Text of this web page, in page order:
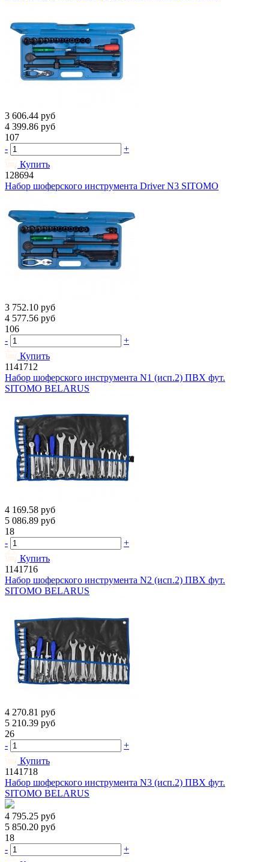
3 606.44 руб
4 399.86 руб
107
-
+
Купить
128694
Набор шоферского инструмента Driver N3 SITOMO
3 752.10 руб
4 577.56 руб
106
-
+
Купить
1141712
Набор шоферского инструмента N1 (исп.2) ПВХ фут.
SITOMO BELARUS
4 169.58 руб
5 086.89 руб
18
-
+
Купить
1141716
Набор шоферского инструмента N2 (исп.2) ПВХ фут.
SITOMO BELARUS
4 270.81 руб
5 210.39 руб
26
-
+
Купить
1141718
Набор шоферского инструмента N3 (исп.2) ПВХ фут.
SITOMO BELARUS
4 795.25 руб
5 850.20 руб
18
-
+